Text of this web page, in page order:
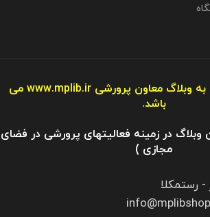
وبلاگ معاون پرورشیwww.mplib.ir می
باشد.
وبلاگ در زمینه فعالیتهای پرورشی در فضای
مجازی )
- رستمکلا